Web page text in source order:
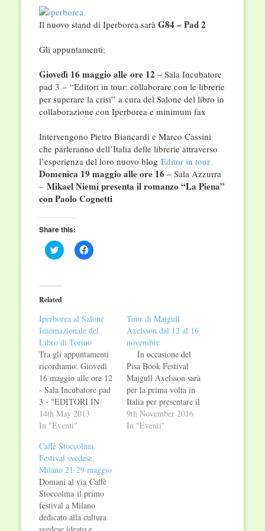
Il nuovo stand di Iperborea sarà G84 – Pad 2
Gli appuntamenti:
Giovedì 16 maggio alle ore 12 – Sala Incubatore
pad 3 – “Editori in tour: collaborare con le librerie
per superare la crisi” a cura del Salone del libro in
collaborazione con Iperborea e minimum fax
Intervengono Pietro Biancardi e Marco Cassini
che parleranno dell’Italia delle librerie attraverso
l’esperienza del loro nuovo blog Editor in tour
Domenica 19 maggio alle ore 16 – Sala Azzurra
– Mikael Niemi presenta il romanzo “La Piena”
con Paolo Cognetti
Share this:
Click
to
(Opens
in
new
Click
to
Related
Iperborea al Salone
Internazionale del
Libro di Torino
Tra gli appuntamenti
ricordiamo: Giovedì
16 maggio alle ore 12
- Sala Incubatore pad
3 - "EDITORI IN
TOUR: collaborare
con le librerie per
cura del Salone del
Libro, in
collaborazione con
Iperborea e minimum
fax. Gli editori Pietro
Biancardi e Marco
Cassini parleranno
14th May 2013
In "Eventi"
Tour di Majgull
Axelsson dal 12 al 16
novembre
In occasione del
Pisa Book Festival
Majgull Axelsson sarà
per la prima volta in
Italia per presentare il
suo libro Io non mi
chiamo Miriam e
9th November 2016
In "Eventi"
Caffè Stoccolma,
Festival svedese,
Milano 21-29 maggio
Domani al via Caffè
Stoccolma il primo
festival a Milano
dedicato alla cultura